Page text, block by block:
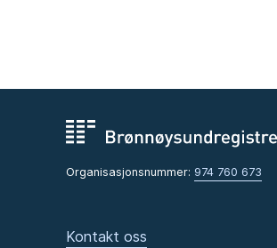
Organisasjonsnummer: 974 760 673
Kontakt oss